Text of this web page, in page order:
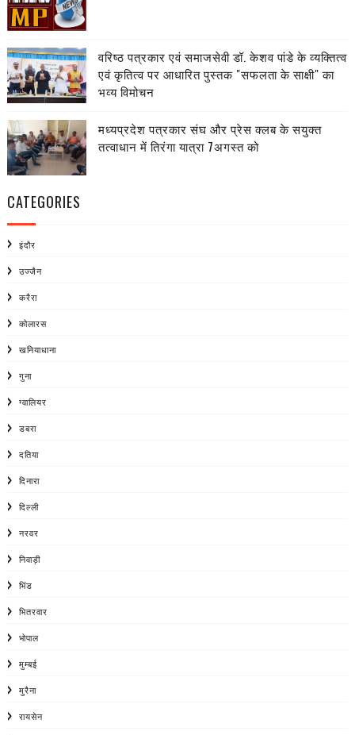
वरिष्ठ पत्रकार एवं समाजसेवी डॉ. केशव पांडे के व्यक्तित्व
एवं कृतित्व पर आधारित पुस्तक "सफलता के साक्षी" का
भव्य विमोचन
मध्यप्रदेश पत्रकार संघ और प्रेस क्लब के सयुक्त
तत्वाधान में तिरंगा यात्रा 7अगस्त को
CATEGORIES
इंदौर
उज्जैन
करैरा
कोलारस
खनियाधाना
गुना
ग्वालियर
डबरा
दतिया
दिनारा
दिल्ली
नरवर
निवाड़ी
भिंड
भितरवार
भोपाल
मुम्बई
मुरैना
रायसेन